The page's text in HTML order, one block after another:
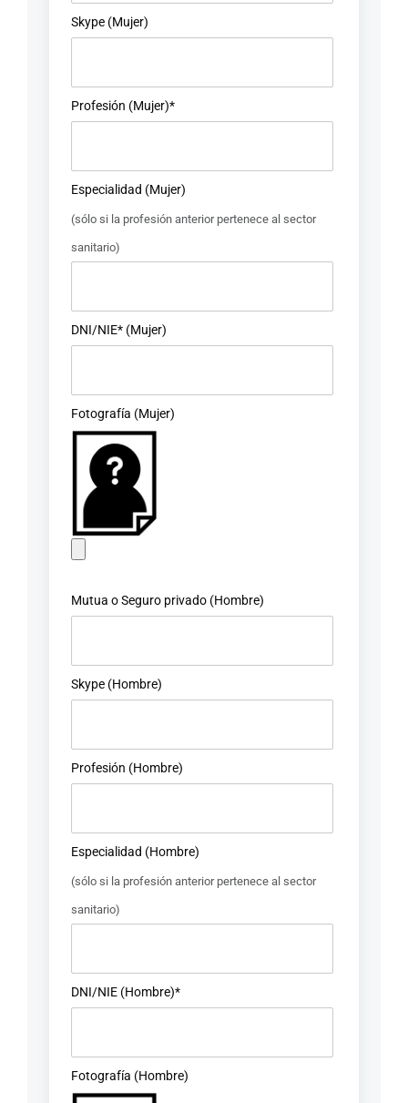
Skype (Mujer)
Profesión (Mujer)*
Especialidad (Mujer)
(sólo si la profesión anterior pertenece al sector
sanitario)
DNI/NIE* (Mujer)
Fotografía (Mujer)
Mutua o Seguro privado (Hombre)
Skype (Hombre)
Profesión (Hombre)
Especialidad (Hombre)
(sólo si la profesión anterior pertenece al sector
sanitario)
DNI/NIE (Hombre)*
Fotografía (Hombre)